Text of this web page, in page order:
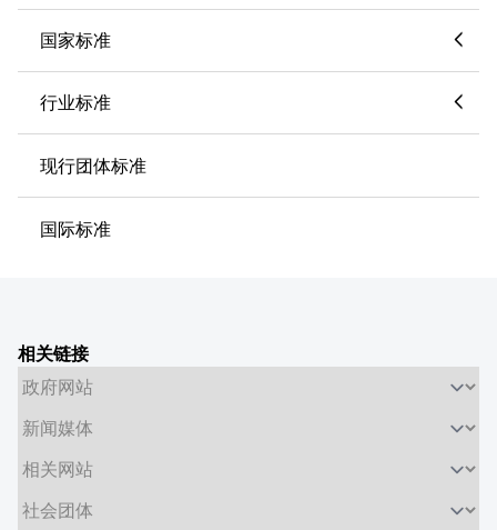
国家标准
行业标准
现行团体标准
国际标准
相关链接